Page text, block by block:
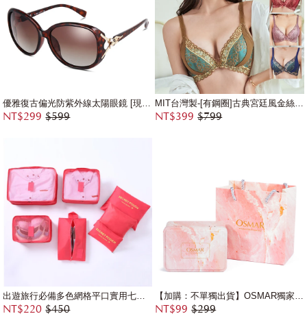
NT$299 $599 NT$399 $799
NT$220 $450 NT$99 $299